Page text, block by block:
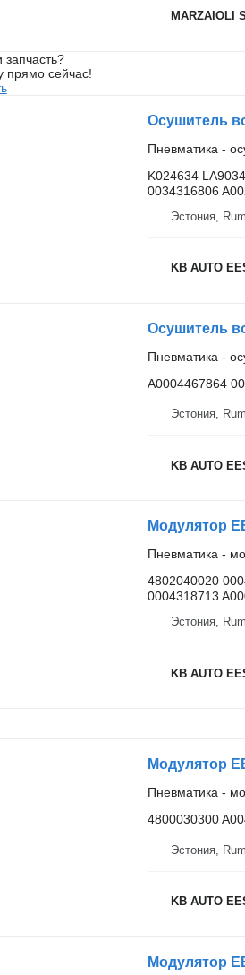
MARZAIOLI
прямо сейчас!
Пневматика -
K024634
0034316806
Эстония,
KB AUTO
Пневматика -
A0004467864
Эстония,
KB AUTO
Модулятор
Пневматика -
4802040020
0004318713
Эстония,
KB AUTO
Пневматика -
4800030300
Эстония,
KB AUTO
Модулятор